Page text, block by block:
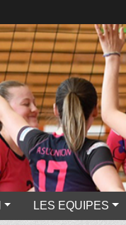
LES EQUIPES